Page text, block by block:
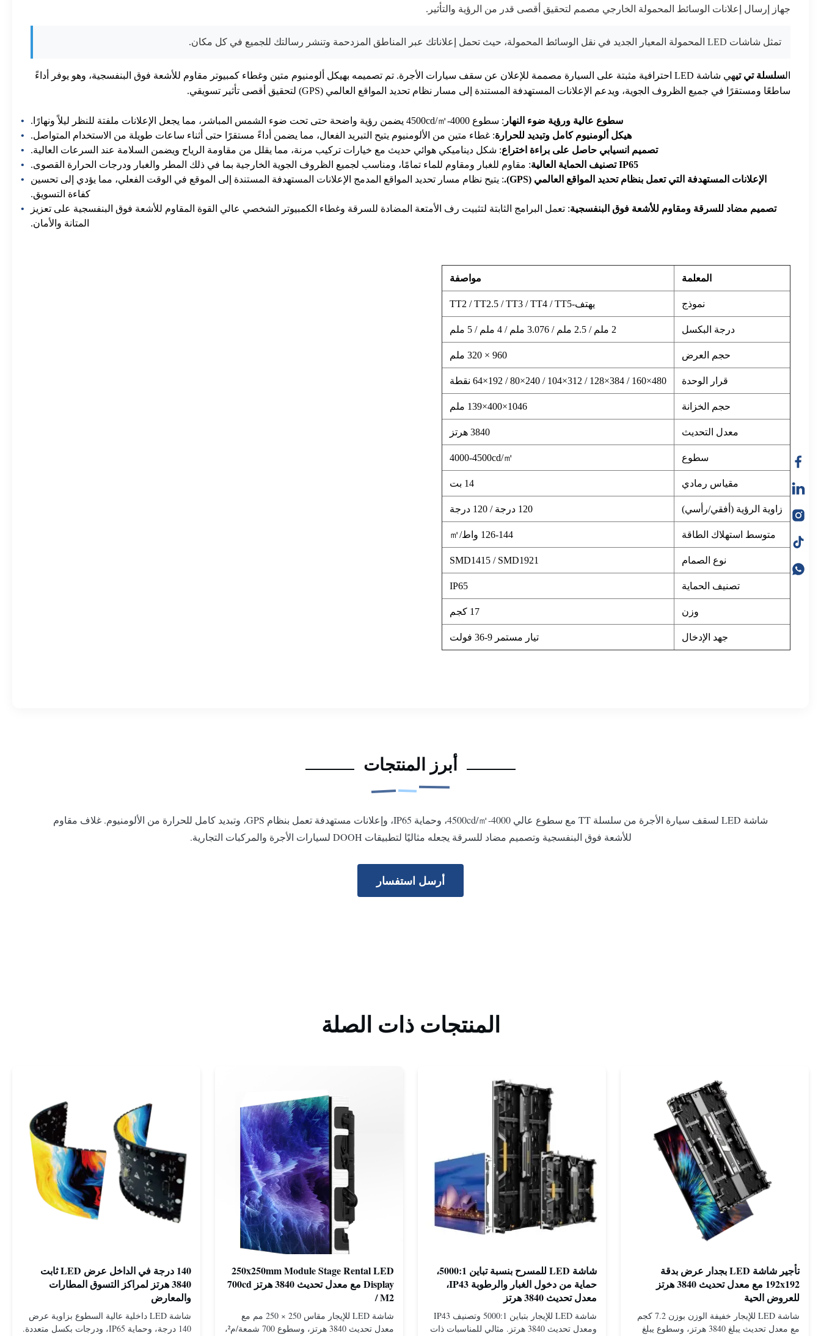
جهاز إرسال إعلانات الوسائط المحمولة الخارجي مصمم لتحقيق أقصى قدر من الرؤية والتأثير.
تمثل شاشات LED المحمولة المعيار الجديد في نقل الوسائط المحمولة، حيث تحمل إعلاناتك عبر المناطق المزدحمة وتنشر رسالتك للجميع في كل مكان.
السلسلة تي تي
هي شاشة LED احترافية مثبتة على السيارة مصممة للإعلان عن سقف سيارات الأجرة. تم تصميمه بهيكل ألومنيوم متين وغطاء كمبيوتر مقاوم للأشعة فوق البنفسجية، وهو يوفر أداءً
ساطعًا ومستقرًا في جميع الظروف الجوية، ويدعم الإعلانات المستهدفة المستندة إلى مسار نظام تحديد المواقع العالمي (GPS) لتحقيق أقصى تأثير تسويقي.
سطوع عالية ورؤية ضوء النهار : سطوع 4000-4500cd/㎡ يضمن رؤية واضحة حتى تحت ضوء الشمس المباشر، مما يجعل الإعلانات ملفتة للنظر ليلاً ونهارًا.
هيكل ألومنيوم كامل وتبديد للحرارة: غطاء متين من الألومنيوم يتيح التبريد الفعال، مما يضمن أداءً مستقرًا حتى أثناء ساعات طويلة من الاستخدام المتواصل.
تصميم انسيابي حاصل على براءة اختراع: شكل ديناميكي هوائي حديث مع خيارات تركيب مرنة، مما يقلل من مقاومة الرياح ويضمن السلامة عند السرعات العالية.
IP65 تصنيف الحماية العالية
: مقاوم للغبار ومقاوم للماء تمامًا، ومناسب لجميع الظروف الجوية الخارجية بما في ذلك المطر والغبار ودرجات الحرارة القصوى.
الإعلانات المستهدفة التي تعمل بنظام تحديد المواقع العالمي (GPS).
: يتيح نظام مسار تحديد المواقع المدمج الإعلانات المستهدفة المستندة إلى الموقع في الوقت الفعلي، مما يؤدي إلى تحسين
كفاءة التسويق.
تصميم مضاد للسرقة ومقاوم للأشعة فوق البنفسجية: تعمل البرامج الثابتة لتثبيت رف الأمتعة المضادة للسرقة وغطاء الكمبيوتر الشخصي عالي القوة المقاوم للأشعة فوق البنفسجية على تعزيز
المتانة والأمان.
المعلمة مواصفة
نموذج يهتف-TT2 / TT2.5 / TT3 / TT4 / TT5
درجة البكسل 2 ملم / 2.5 ملم / 3.076 ملم / 4 ملم / 5 ملم
حجم العرض 960 × 320 ملم
قرار الوحدة 480×160 / 384×128 / 312×104 / 240×80 / 192×64 نقطة
حجم الخزانة 1046×400×139 ملم
معدل التحديث 3840 هرتز
سطوع 4000-4500cd/㎡
مقياس رمادي 14 بت
زاوية الرؤية (أفقي/رأسي) 120 درجة / 120 درجة
متوسط ​​استهلاك الطاقة 126-144 واط/㎡
نوع الصمام SMD1415 / SMD1921
تصنيف الحماية IP65
وزن 17 كجم
جهد الإدخال تيار مستمر 9-36 فولت
أبرز المنتجات
شاشة LED لسقف سيارة الأجرة من سلسلة TT مع سطوع عالي 4000-4500cd/㎡، وحماية IP65، وإعلانات مستهدفة تعمل بنظام GPS، وتبديد كامل للحرارة من الألومنيوم. غلاف مقاوم
للأشعة فوق البنفسجية وتصميم مضاد للسرقة يجعله مثاليًا لتطبيقات DOOH لسيارات الأجرة والمركبات التجارية.
أرسل استفسار
المنتجات ذات الصلة
تأجير شاشة LED بجدار عرض بدقة
192x192 مع معدل تحديث 3840 هرتز
للعروض الحية
شاشة LED للإيجار خفيفة الوزن بوزن 7.2 كجم
مع معدل تحديث يبلغ 3840 هرتز، وسطوع يبلغ
شاشة LED للمسرح بنسبة تباين 5000:1،
حماية من دخول الغبار والرطوبة IP43،
معدل تحديث 3840 هرتز
شاشة LED للإيجار بتباين 5000:1 وتصنيف IP43
ومعدل تحديث 3840 هرتز. مثالي للمناسبات ذات
250x250mm Module Stage Rental LED
Display مع معدل تحديث 3840 هرتز 700cd
/ M2
شاشة LED للإيجار مقاس 250 × 250 مم مع
معدل تحديث 3840 هرتز، وسطوع 700 شمعة/م²،
140 درجة في الداخل عرض LED ثابت
3840 هرتز لمراكز التسوق المطارات
والمعارض
شاشة LED داخلية عالية السطوع بزاوية عرض
140 درجة، وحماية IP65، ودرجات بكسل متعددة.